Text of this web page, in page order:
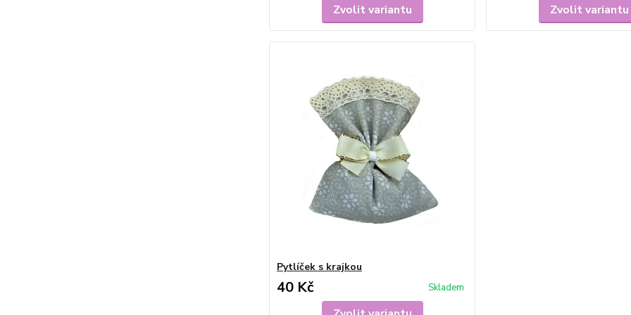
Zvolit variantu Zvolit variantu
Pytlíček s krajkou
40 Kč Skladem